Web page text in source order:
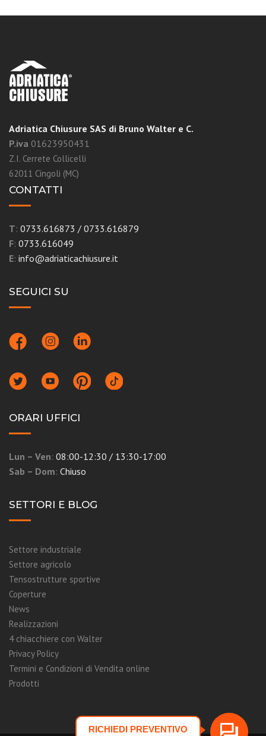
Adriatica Chiusure SAS di Bruno Walter e C.
P.iva 01623950431
Z.I. Cerrete Collicelli
62011 Cingoli (MC)
CONTATTI
T: 0733.616873 / 0733.616879
F: 0733.616049
E: info@adriaticachiusure.it
SEGUICI SU
ORARI UFFICI
Lun – Ven: 08:00-12:30 / 13:30-17:00
Sab – Dom: Chiuso
SETTORI E BLOG
Settore industriale
Settore agricolo
Tensostrutture sportive
Coperture
News
Realizzazioni
4 chiacchiere con Walter
Privacy Policy
Termini e Condizioni di Vendita online
Prodotti
RICHIEDI PREVENTIVO